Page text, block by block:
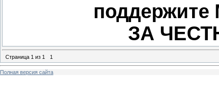
ЗА
Страница 1 из 1 1
Полная версия сайта